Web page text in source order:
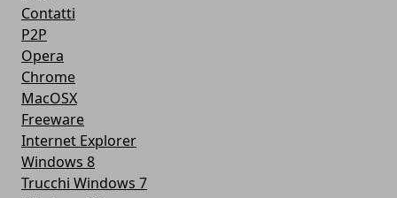
Contatti
P2P
Opera
Chrome
MacOSX
Freeware
Internet Explorer
Windows 8
Trucchi Windows 7